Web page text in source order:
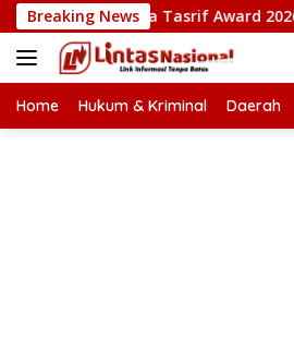
Langsung
ke
konten
Breaking News
Terima Tasrif Award 2026
Home Hukum & Kriminal Daerah